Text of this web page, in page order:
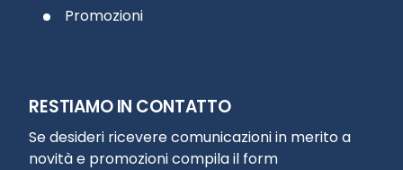
Promozioni
RESTIAMO IN CONTATTO
Se desideri ricevere comunicazioni in merito a
novità e promozioni compila il form